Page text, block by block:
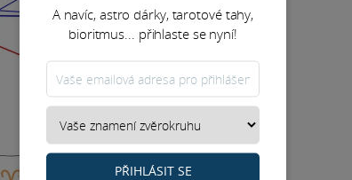
A navíc, astro dárky, tarotové tahy,
bioritmus... přihlaste se nyní!
PŘIHLÁSIT SE